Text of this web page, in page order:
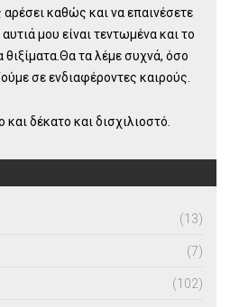
αρέσει καθώς και να επαινέσετε
μου είναι τεντωμένα και το
θιξίματα.Θα τα λέμε συχνά, όσο
σε ενδιαφέροντες καιρούς.
δέκατο και δισχιλιοστό.
(13)
(7)
(102)